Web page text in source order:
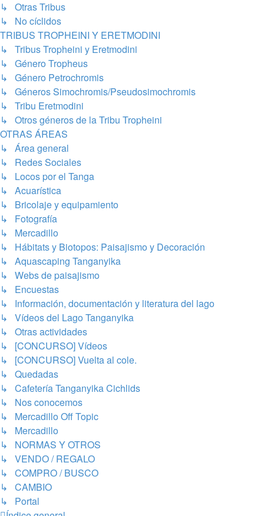
↳ Otras Tribus
↳ No cíclidos
TRIBUS TROPHEINI Y ERETMODINI
↳ Tribus Tropheini y Eretmodini
↳ Género Tropheus
↳ Género Petrochromis
↳ Géneros Simochromis/Pseudosimochromis
↳ Tribu Eretmodini
↳ Otros géneros de la Tribu Tropheini
OTRAS ÁREAS
↳ Área general
↳ Redes Sociales
↳ Locos por el Tanga
↳ Acuarística
↳ Bricolaje y equipamiento
↳ Fotografía
↳ Mercadillo
↳ Hábitats y Biotopos: Paisajismo y Decoración
↳ Aquascaping Tanganyika
↳ Webs de paisajismo
↳ Encuestas
↳ Información, documentación y literatura del lago
↳ Vídeos del Lago Tanganyika
↳ Otras actividades
↳ [CONCURSO] Vídeos
↳ [CONCURSO] Vuelta al cole.
↳ Quedadas
↳ Cafetería Tanganyika Cichlids
↳ Nos conocemos
↳ Mercadillo Off Topic
↳ Mercadillo
↳ NORMAS Y OTROS
↳ VENDO / REGALO
↳ COMPRO / BUSCO
↳ CAMBIO
↳ Portal